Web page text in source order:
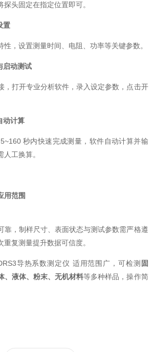
头固定在指定位置即可。
置
性，设置测量时间、电阻、功率等关键参数。
启动测试
，打开专业分析软件，录入设定参数，点击开
动计算
秒内快速完成测量，软件自动计算并输
工换算。
用范围
靠，制样尺寸、表面状态与测试参数需严格遵
复测量提升数据可信度。
导热系数测定仪 适用范围广，可检测 固
、液体、粉末、无机材料等多种样品，操作简